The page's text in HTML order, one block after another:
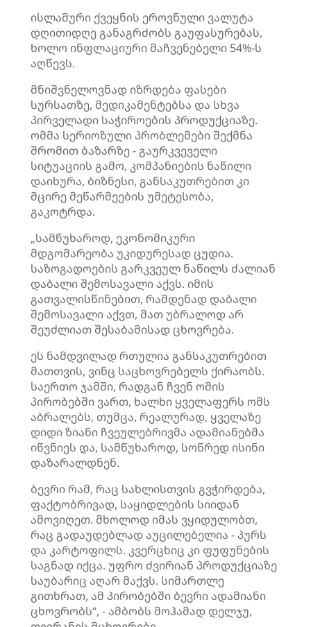
ისლამური ქვეყნის ეროვნული ვალუტა
დღითიდღე განაგრძობს გაუფასურებას,
ხოლო ინფლაციური მაჩვენებელი 54%-ს
აღწევს.
მნიშვნელოვნად იზრდება ფასები
სურსათზე, მედიკამენტებსა და სხვა
პირველადი საჭიროების პროდუქციაზე.
ომმა სერიოზული პრობლემები შექმნა
შრომით ბაზარზე - გაურკვეველი
სიტუაციის გამო, კომპანიების ნაწილი
დაიხურა, ბიზნესი, განსაკუთრებით კი
მცირე მეწარმეების უმეტესობა,
გაკოტრდა.
„სამწუხაროდ, ეკონომიკური
მდგომარეობა უკიდურესად ცუდია.
საზოგადოების გარკვეულ ნაწილს ძალიან
დაბალი შემოსავალი აქვს. იმის
გათვალისწინებით, რამდენად დაბალი
შემოსავალი აქვთ, მათ უბრალოდ არ
შეუძლიათ შესაბამისად ცხოვრება.
ეს ნამდვილად რთულია განსაკუთრებით
მათთვის, ვინც საცხოვრებელს ქირაობს.
საერთო ჯამში, რადგან ჩვენ ომის
პირობებში ვართ, ხალხი ყველაფერს ომს
აბრალებს, თუმცა, რეალურად, ყველაზე
დიდი ზიანი ჩვეულებრივმა ადამიანებმა
იწვნიეს და, სამწუხაროდ, სოწრედ ისინი
დაზარალდნენ.
ბევრი რამ, რაც სახლისთვის გვჭირდება,
ფაქტობრივად, საყიდლების სიიდან
ამოვიღეთ. მხოლოდ იმას ვყიდულობთ,
რაც გადაუდებლად აუცილებელია - პურს
და კარტოფილს. კვერცხიც კი ფუფუნების
საგნად იქცა. უფრო ძვირიან პროდუქციაზე
საუბარიც აღარ მაქვს. სიმართლე
გითხრათ, ამ პირობებში ბევრი ადამიანი
ცხოვრობს“, - ამბობს მოჰამად დელჯუ,